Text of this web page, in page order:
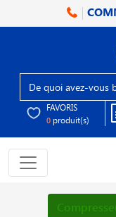
FAVORIS
0 produit(s)